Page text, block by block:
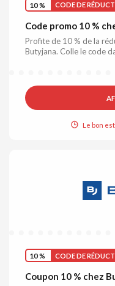
10 % CODE DE
Code promo 10 %
Profite de 10 % de la
Butyjana. Colle le code
Le bon
10 % CODE DE
Coupon 10 % chez